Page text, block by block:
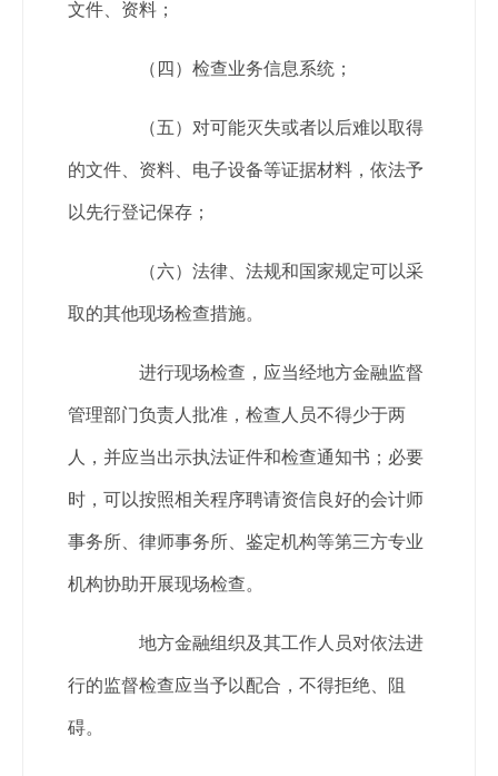
文件、资料；
（四）检查业务信息系统；
（五）对可能灭失或者以后难以取得
的文件、资料、电子设备等证据材料，依法予
以先行登记保存；
（六）法律、法规和国家规定可以采
取的其他现场检查措施。
进行现场检查，应当经地方金融监督
管理部门负责人批准，检查人员不得少于两
人，并应当出示执法证件和检查通知书；必要
时，可以按照相关程序聘请资信良好的会计师
事务所、律师事务所、鉴定机构等第三方专业
机构协助开展现场检查。
地方金融组织及其工作人员对依法进
行的监督检查应当予以配合，不得拒绝、阻
碍。